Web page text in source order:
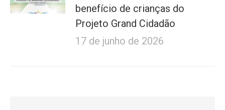
benefício de crianças do
Projeto Grand Cidadão
17 de junho de 2026